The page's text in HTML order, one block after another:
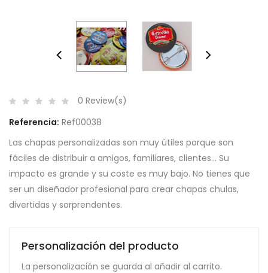
0 Review(s)
Referencia: Ref00038
Las chapas personalizadas son muy útiles porque son
fáciles de distribuir a amigos, familiares, clientes... Su
impacto es grande y su coste es muy bajo. No tienes que
ser un diseñador profesional para crear chapas chulas,
divertidas y sorprendentes.
Personalización del producto
La personalización se guarda al añadir al carrito.